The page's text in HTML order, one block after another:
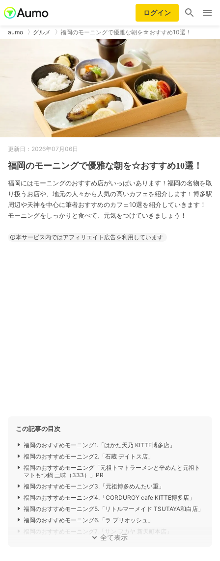
ログイン
aumo グルメ 福岡のモーニングで優雅な朝を☆おすすめ10選！
更新日：2026年07月06日
福岡のモーニングで優雅な朝を☆おすすめ10選！
福岡にはモーニングのおすすめ店がいっぱいあります！福岡の名物を取
り扱うお店や、地元の人々から人気の高いカフェを紹介します！博多駅
周辺や天神を中心に筆者おすすめのカフェ10選を紹介していきます！
モーニングをしっかりと食べて、元気をつけていきましょう！
本サービス内ではアフィリエイト広告を利用しています
この記事の目次
福岡のおすすめモーニング1.「はかた天乃 KITTE博多店」
福岡のおすすめモーニング2.「石蔵 デイトス店」
福岡のおすすめモーニング「元祖トマトラーメンと辛めんと元祖ト
マトもつ鍋 三味（333）」PR
福岡のおすすめモーニング3.「元祖博多めんたい重」
福岡のおすすめモーニング4.「CORDUROY cafe KITTE博多店」
福岡のおすすめモーニング5.「リトルマーメイド TSUTAYA和白店」
福岡のおすすめモーニング6.「ラ ブリオッシュ」
福岡のおすすめモーニング7.「サン フカヤ 新天町本店」
全て表示